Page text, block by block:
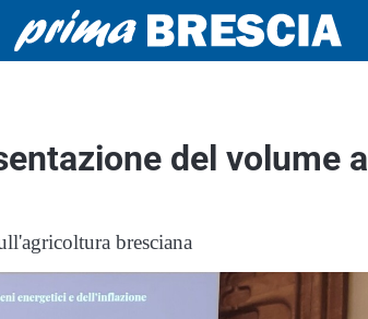
del volume a
bresciana